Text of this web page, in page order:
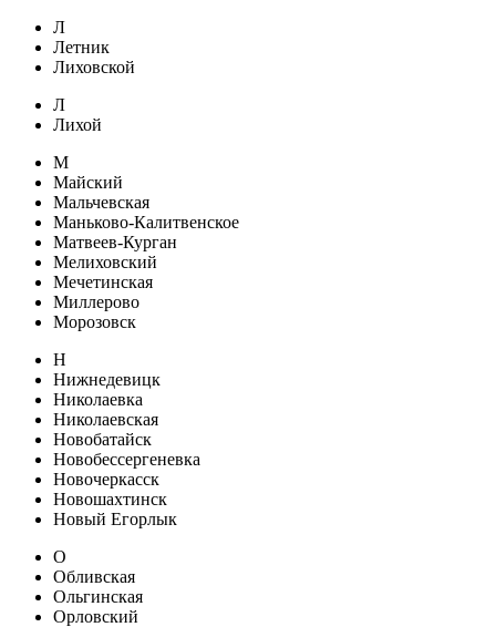
Л
Летник
Лиховской
Л
Лихой
М
Майский
Мальчевская
Маньково-Калитвенское
Матвеев-Курган
Мелиховский
Мечетинская
Миллерово
Морозовск
Н
Нижнедевицк
Николаевка
Николаевская
Новобатайск
Новобессергеневка
Новочеркасск
Новошахтинск
Новый Егорлык
О
Обливская
Ольгинская
Орловский